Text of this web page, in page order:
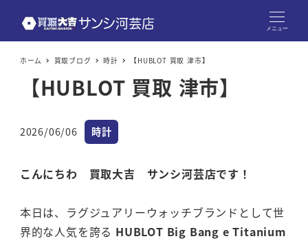
メニュー
ホーム 買取ブログ 時計 【HUBLOT 買取 津市】
【HUBLOT 買取 津市】
投稿日
2026/06/06 カテゴリー
時計
こんにちわ 買取大吉 サンシ河芸店です！
本日は、ラグジュアリーウォッチブランドとして世
界的な人気を誇る HUBLOT Big Bang e Titanium